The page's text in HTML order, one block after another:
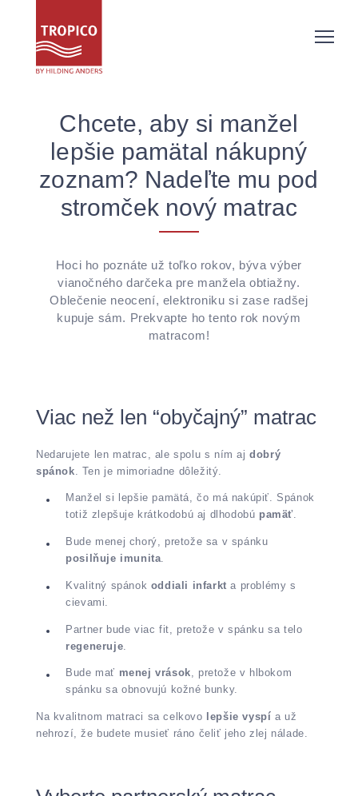
Chcete, aby si manžel
lepšie pamätal nákupný
zoznam? Nadeľte mu pod
stromček nový matrac
Hoci ho poznáte už toľko rokov, býva výber
vianočného darčeka pre manžela obtiažny.
Oblečenie neocení, elektroniku si zase radšej
kupuje sám. Prekvapte ho tento rok novým
matracom!
Viac než len “obyčajný” matrac
Nedarujete len matrac, ale spolu s ním ajdobrý
spánok . Ten je mimoriadne dôležitý.
Manžel si lepšie pamätá, čo má nakúpiť. Spánok
totiž zlepšuje krátkodobú aj dlhodobú pamäť.
Bude menej chorý, pretože sa v spánku
posilňuje imunita.
Kvalitný spánok oddiali infarkt a problémy s
cievami.
Partner bude viac fit, pretože v spánku sa telo
regeneruje
Bude mať menej vrások, pretože v hlbokom
spánku sa obnovujú kožné bunky.
Na kvalitnom matraci sa celkovo lepšie vyspí a už
nehrozí, že budete musieť ráno čeliť jeho zlej nálade.